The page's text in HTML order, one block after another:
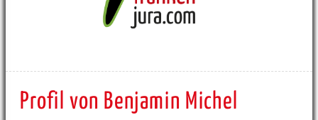
Profil von Benjamin Michel